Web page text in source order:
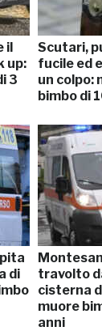
il
up:
3
Scutari,
fucile ed
un colpo:
bimbo di
di
travolto
cisterna
muore
anni